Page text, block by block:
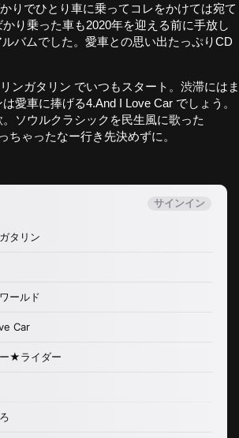
りでひとり車に乗ってコレをかけては宛て
り乗った車も2020年を迎える前に手放し
バムでした。愛車との思い出たっぷりCD
ンガタリン でいつもスタート。渋滞にはま
愛車に捧げる4.And I Love Car でしょう。
ソウルクラシックを民生風に歌った
ゃったなー行き先決めずに。